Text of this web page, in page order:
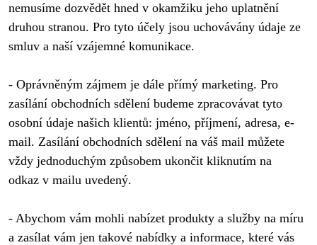
nemusíme dozvědět hned v okamžiku jeho uplatnění
druhou stranou. Pro tyto účely jsou uchovávány údaje ze
smluv a naší vzájemné komunikace.
- Oprávněným zájmem je dále přímý marketing. Pro
zasílání obchodních sdělení budeme zpracovávat tyto
osobní údaje našich klientů: jméno, příjmení, adresa, e-
mail. Zasílání obchodních sdělení na váš mail můžete
vždy jednoduchým způsobem ukončit kliknutím na
odkaz v mailu uvedený.
- Abychom vám mohli nabízet produkty a služby na míru
a zasílat vám jen takové nabídky a informace, které vás